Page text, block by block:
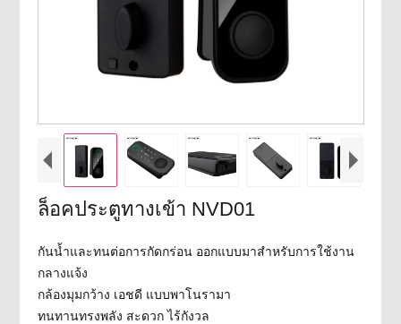
ล็อคประตูทางเข้า NVD01
กันน้ำและทนต่อการกัดกร่อน ออกแบบมาสำหรับการใช้งาน
กลางแจ้ง
กล้องมุมกว้าง เอชดี แบบพาโนรามา
ทนทานทรงพลัง สะดวก ไร้กังวล